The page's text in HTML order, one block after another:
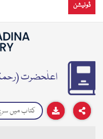
ڈونیشن
اعلٰحضرت (رحمۃ